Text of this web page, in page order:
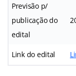
Previsão p/
publicação do
edital
Link do edital